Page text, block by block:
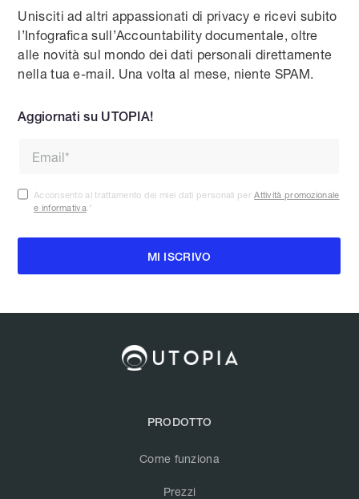
Unisciti ad altri appassionati di privacy e ricevi subito
l’Infografica sull’Accountability documentale, oltre
alle novità sul mondo dei dati personali direttamente
nella tua e-mail. Una volta al mese, niente SPAM.
Aggiornati su UTOPIA!
Acconsento al trattamento dei miei dati personali perAttività promozionale
e informativa *
PRODOTTO
Come funziona
Prezzi